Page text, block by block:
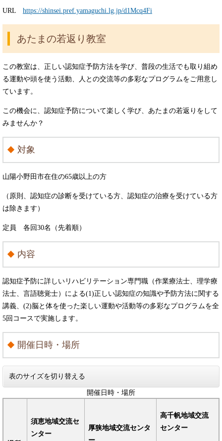
URL https://shinsei.pref.yamaguchi.lg.jp/d1Mcq4Fi
あたまの若返り教室
この教室は、正しい認知症予防方法を学び、普段の生活でも取り組め
る運動や頭を使う活動、人との交流等の多彩なプログラムをご用意し
ています。
この機会に、認知症予防について楽しく学び、あたまの若返りをして
みませんか？
対象
山陽小野田市在住の65歳以上の方
（原則、認知症の診断を受けている方、認知症の治療を受けている方
は除きます）
定員 各回30名（先着順）
内容
認知症予防に詳しいリハビリテーション専門職（作業療法士、理学療
法士、言語聴覚士）による(1)正しい認知症の知識や予防方法に関する
講義、(2)脳と体を使った楽しい運動や活動等の多彩なプログラムを全
5回コースで実施します。
開催日時・場所
表のサイズを切り替える
開催日時・場所
須恵地域交流セ
ンター
厚狭地域交流センタ
高千帆地域交流
センター